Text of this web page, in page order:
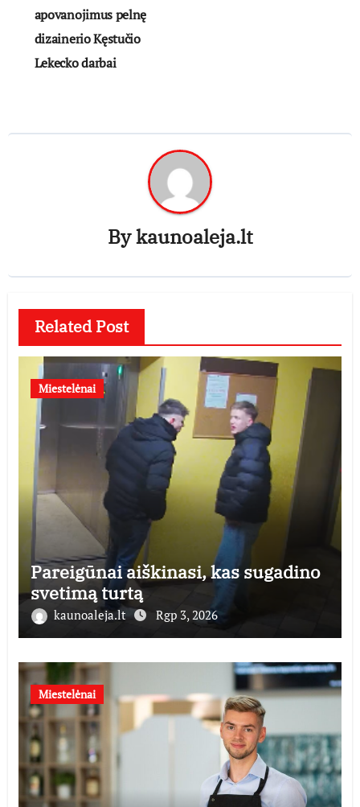
apovanojimus pelnę
dizainerio Kęstučio
Lekecko darbai
Bykaunoaleja.lt
Related Post
Miestelėnai
Pareigūnai aiškinasi, kas sugadino
svetimą turtą
kaunoaleja.lt Rgp 3, 2026
Miestelėnai